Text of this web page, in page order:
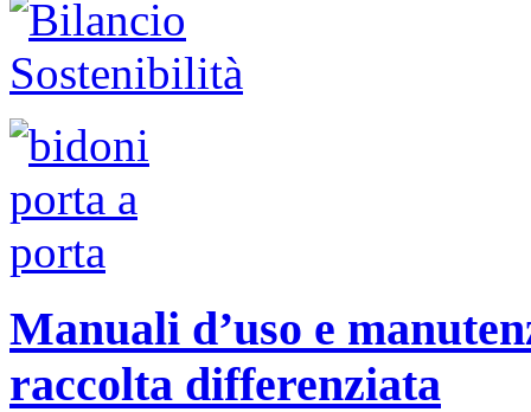
Manuali d’uso e
raccolta differenziata